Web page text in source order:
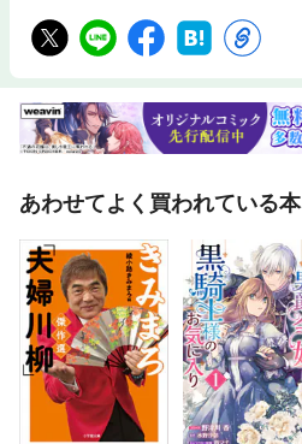
あわせてよく買われている本